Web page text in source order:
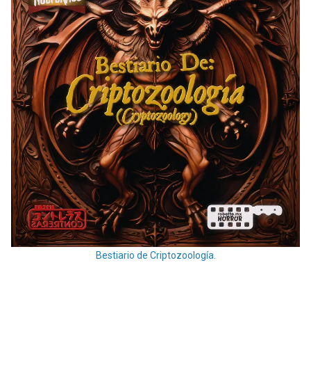
Bestiario de Criptozoología.